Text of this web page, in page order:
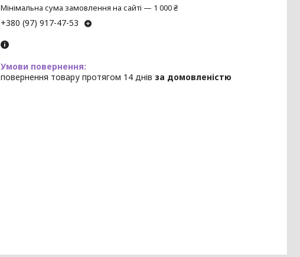
Мінімальна сума замовлення на сайті — 1 000 ₴
+380 (97) 917-47-53
повернення товару протягом 14 днів за домовленістю